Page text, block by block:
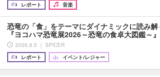
レポート
音楽
恐竜の「食」をテーマにダイナミックに読み解
『ヨコハマ恐竜展2026～恐竜の食卓大図鑑～
2026.8.5 ｜ SPICER
レポート
イベント/レジャー